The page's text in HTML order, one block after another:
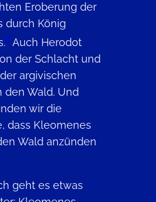
Eroberung der
durch König
4 Auch Herodot
der Schlacht und
argivischen
den Wald. Und
wir die
dass Kleomenes
Wald anzünden
geht es etwas